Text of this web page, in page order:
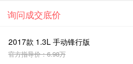
舒*
186******99
张*
136******22 奔驰E级AMG
询问成交底价
2017款 1.3L 手动锋行版
官方指导价：6.98万